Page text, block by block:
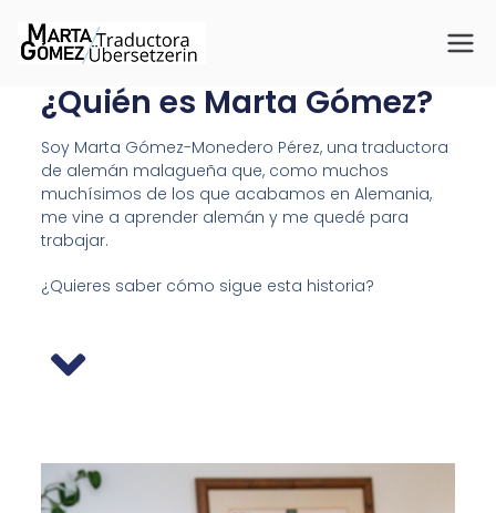
Traductora
Marta
Gómez
Beglaubigte Übersetzungen
für Spanisch, Deutsch und
Englisch
¿Quién es Marta Gómez?
Soy Marta Gómez-Monedero Pérez, una traductora
de alemán malagueña que, como muchos
muchísimos de los que acabamos en Alemania,
me vine a aprender alemán y me quedé para
trabajar.
¿Quieres saber cómo sigue esta historia?